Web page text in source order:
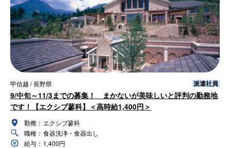
甲信越 / 長野県 派遣社員
9/中旬～11/3までの募集！ まかないが美味しいと評判の勤務地
です！【エクシブ蓼科】＜高時給1,400円＞
勤務： エクシブ蓼科
職種： 食器洗浄・食器出し
給与： 1,400円